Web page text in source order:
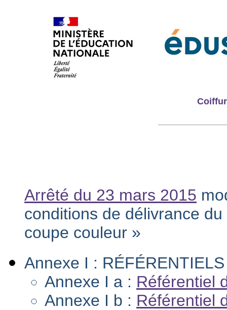
Arrêté du 23 mars 2015
conditions de délivrance
coupe couleur »
Annexe I :
Annexe I a : Référentiel
Annexe I b : Référentiel